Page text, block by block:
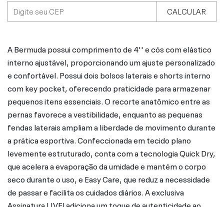
CALCULAR
A Bermuda possui comprimento de 4'' e cós com elástico
interno ajustável, proporcionando um ajuste personalizado
e confortável. Possui dois bolsos laterais e shorts interno
com key pocket, oferecendo praticidade para armazenar
pequenos itens essenciais. O recorte anatômico entre as
pernas favorece a vestibilidade, enquanto as pequenas
fendas laterais ampliam a liberdade de movimento durante
a prática esportiva. Confeccionada em tecido plano
levemente estruturado, conta com a tecnologia Quick Dry,
que acelera a evaporação da umidade e mantém o corpo
seco durante o uso, e Easy Care, que reduz a necessidade
de passar e facilita os cuidados diários. A exclusiva
Assinatura LIVE! adiciona um toque de autenticidade ao